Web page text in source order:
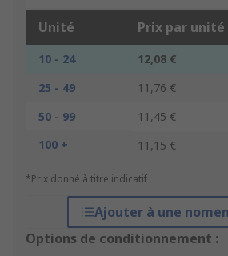
Unité Prix par unité
10 - 24
12,08 €
25 - 49
11,76 €
50 - 99
11,45 €
100 +
11,15 €
*Prix donné à titre indicatif
Ajouter à une
Options de conditionnement :